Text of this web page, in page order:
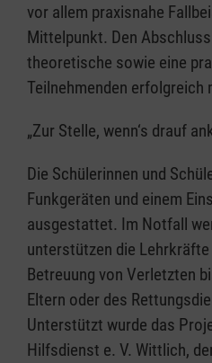
vor allem praxisnahe
Mittelpunkt. Den
theoretische sowie eine
Teilnehmenden erfolgreich
„Zur Stelle, wenn‘s drauf
Die Schülerinnen und
Funkgeräten und einem
ausgestattet. Im Notfall
unterstützen die
Betreuung von Verletzten
Eltern oder des
Unterstützt wurde das
Hilfsdienst e. V. Wittlich,